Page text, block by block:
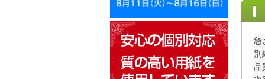
急
別
品